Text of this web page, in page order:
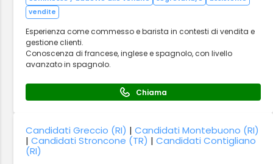
vendite
Esperienza come commesso e barista in contesti di vendita e
gestione clienti.
Conoscenza di francese, inglese e spagnolo, con livello
avanzato in spagnolo.
Chiama
Candidati Greccio (RI) |Candidati Montebuono (RI)
|Candidati Stroncone (TR) |Candidati Contigliano
(RI)